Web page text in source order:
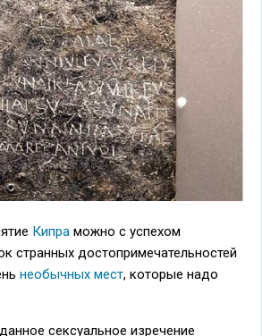
Кипра можно с успехом
странных достопримечательностей
необычных мест, которые надо
сексуальное изречение